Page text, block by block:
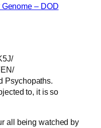
– DOD
Psychopaths.
to, it is so
all being watched by